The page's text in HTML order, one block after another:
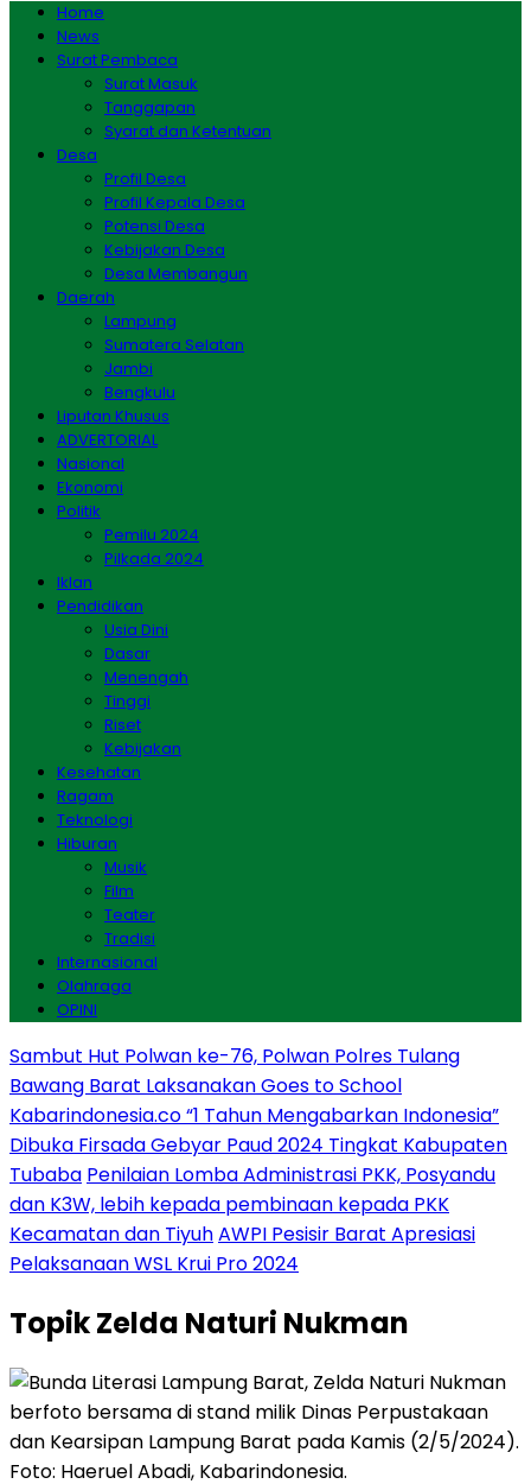
Home
News
Surat Pembaca
Surat Masuk
Tanggapan
Syarat dan Ketentuan
Desa
Profil Desa
Profil Kepala Desa
Potensi Desa
Kebijakan Desa
Desa Membangun
Daerah
Lampung
Sumatera Selatan
Jambi
Bengkulu
Liputan Khusus
ADVERTORIAL
Nasional
Ekonomi
Politik
Pemilu 2024
Pilkada 2024
Iklan
Pendidikan
Usia Dini
Dasar
Menengah
Tinggi
Riset
Kebijakan
Kesehatan
Ragam
Teknologi
Hiburan
Musik
Film
Teater
Tradisi
Internasional
Olahraga
OPINI
Sambut Hut Polwan ke-76, Polwan Polres Tulang
Bawang Barat Laksanakan Goes to School
Kabarindonesia.co “1 Tahun Mengabarkan Indonesia”
Dibuka Firsada Gebyar Paud 2024 Tingkat Kabupaten
Tubaba Penilaian Lomba Administrasi PKK, Posyandu
dan K3W, lebih kepada pembinaan kepada PKK
Kecamatan dan TiyuhAWPI Pesisir Barat Apresiasi
Pelaksanaan WSL Krui Pro 2024
TopikZelda Naturi Nukman